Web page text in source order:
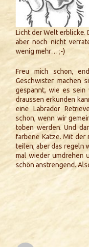
Licht der Welt erblicke.
aber noch nicht
wenig mehr… ;-)
Freu mich schon,
Geschwister machen
gespannt, wie es
draussen erkunden
eine Labrador
schon, wenn wir
toben werden. Und
farbene Katze. Mit der
teilen, aber das regeln
mal wieder umdrehen
schön anstrengend.